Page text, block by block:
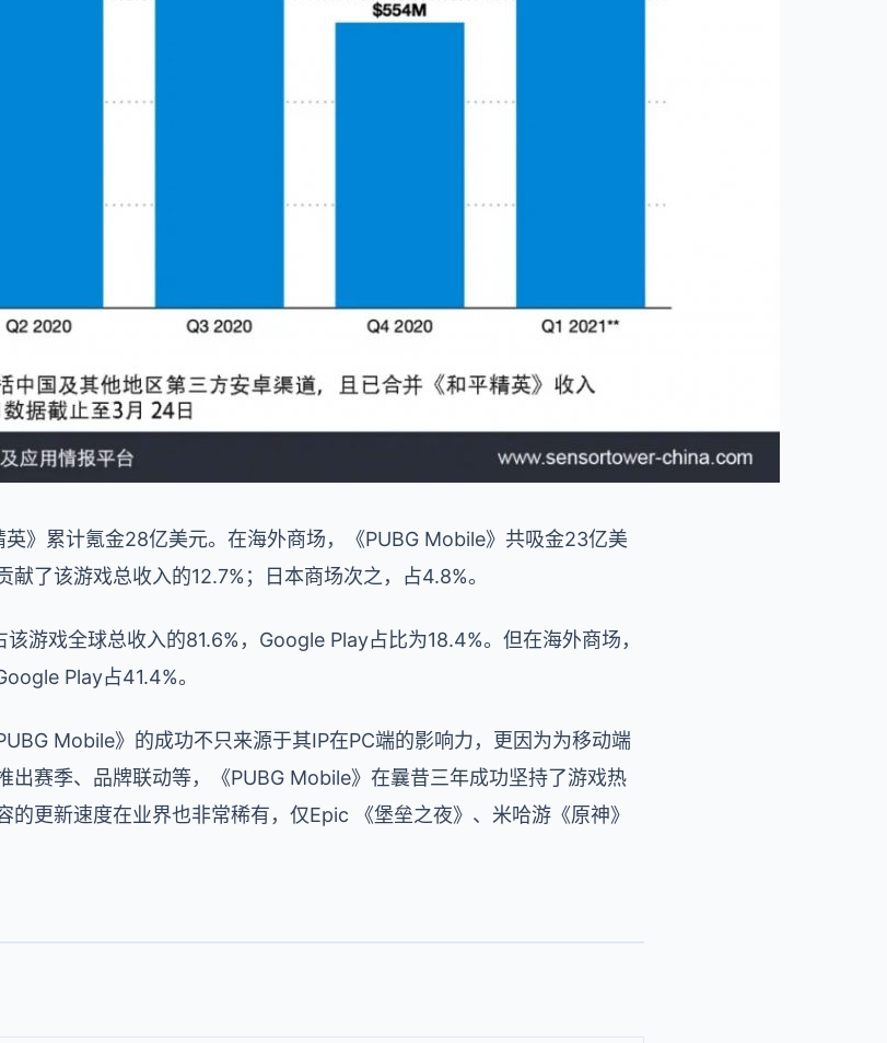
》累计氪金28亿美元。在海外商场，《PUBG Mobile》共吸金23亿美
了该游戏总收入的12.7%；日本商场次之，占4.8%。
游戏全球总收入的81.6%，Google Play占比为18.4%。但在海外商场，
Play占41.4%。
Mobile》的成功不只来源于其IP在PC端的影响力，更因为为移动端
出赛季、品牌联动等，《PUBG Mobile》在曩昔三年成功坚持了游戏热
更新速度在业界也非常稀有，仅Epic 《堡垒之夜》、米哈游《原神》